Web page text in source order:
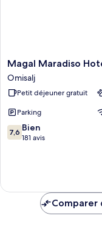
Magal
Maradiso
Hotel
by
Omisalj
Magal Maradiso
Omisalj
Petit déjeuner gratuit
Parking
7.6
sur
7,6 Bien
181 avis
Comparer